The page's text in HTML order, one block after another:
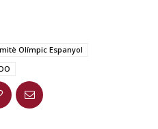
Olímpic Espanyol